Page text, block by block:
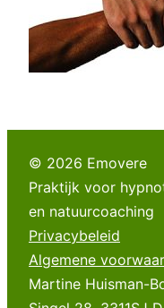
© 2026 Emovere
Praktijk voor
en natuurcoaching
Privacybeleid
Algemene
Martine Huisman-